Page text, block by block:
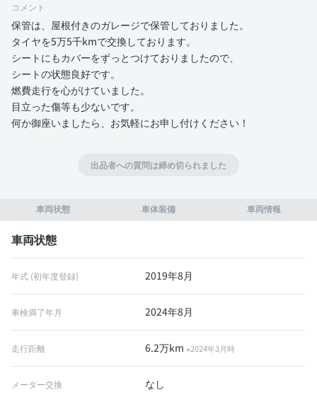
車両状態 車体装備 車両情報
車両状態
年式 (初年度登録) 2019年8月
車検満了年月 2024年8月
走行距離 6.2万km※2024年3月時
メーター交換 なし
コメント
保管は、屋根付きのガレージで保管しておりました。
タイヤを5万5千kmで交換しております。
シートにもカバーをずっとつけておりましたので、
シートの状態良好です。
燃費走行を心がけていました。
目立った傷等も少ないです。
何か御座いましたら、お気軽にお申し付けください！
出品者への質問は締め切られました